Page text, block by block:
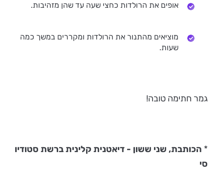
אופים את הרולדות כחצי שעה עד שהן מזהיבות.
מוציאים מהתנור את הרולדות ומקררים במשך כמה
שעות.
גמר חתימה טובה!
* הכותבת, שני ששון - דיאטנית קלינית ברשת סטודיו
סי